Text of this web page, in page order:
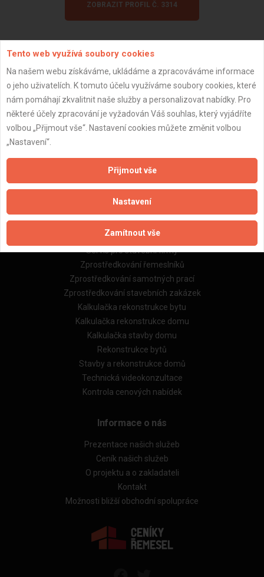
ZOBRAZIT PROFIL Č. 3314
Důležité informace
Naše firmy a řemeslníci
Zpracování a ochrana osobních údajů
Obchodní podmínky (rozpočtování)
Reference
Naše excelové tabulky online
Naše služby
Servis pro stavební firmy
Zprostředkování řemeslníků
Zprostředkování samotných prací
Zprostředkování stavebních zakázek
Kalkulačka rekonstrukce bytu
Kalkulačka rekonstrukce domu
Kalkulačka stavby domu
Rekonstrukce bytů
Stavby a rekonstrukce domů
Technická videokonzultace
Kontrola cenových nabídek
Informace o nás
Prezentace našich služeb
Ceník našich služeb
O projektu a o zakladateli
Kontakt
Možnosti bližší obchodní spolupráce
Tento web využívá soubory cookies
Na našem webu získáváme, ukládáme a zpracováváme informace
o jeho uživatelích. K tomuto účelu využíváme soubory cookies, které
nám pomáhají zkvalitnit naše služby a personalizovat nabídky. Pro
některé účely zpracování je vyžadován Váš souhlas, který vyjádříte
volbou „Přijmout vše“. Nastavení cookies můžete změnit volbou
„Nastavení“.
Přijmout vše
Nastavení
Zamítnout vše